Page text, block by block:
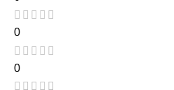
0
0